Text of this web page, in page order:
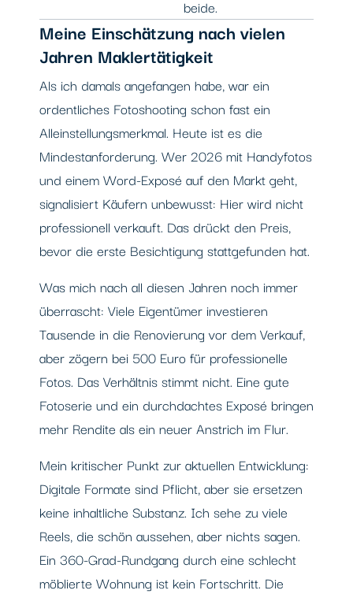
beide.
Meine Einschätzung nach vielen
Jahren Maklertätigkeit
Als ich damals angefangen habe, war ein
ordentliches Fotoshooting schon fast ein
Alleinstellungsmerkmal. Heute ist es die
Mindestanforderung. Wer 2026 mit Handyfotos
und einem Word-Exposé auf den Markt geht,
signalisiert Käufern unbewusst: Hier wird nicht
professionell verkauft. Das drückt den Preis,
bevor die erste Besichtigung stattgefunden hat.
Was mich nach all diesen Jahren noch immer
überrascht: Viele Eigentümer investieren
Tausende in die Renovierung vor dem Verkauf,
aber zögern bei 500 Euro für professionelle
Fotos. Das Verhältnis stimmt nicht. Eine gute
Fotoserie und ein durchdachtes Exposé bringen
mehr Rendite als ein neuer Anstrich im Flur.
Mein kritischer Punkt zur aktuellen Entwicklung:
Digitale Formate sind Pflicht, aber sie ersetzen
keine inhaltliche Substanz. Ich sehe zu viele
Reels, die schön aussehen, aber nichts sagen.
Ein 360-Grad-Rundgang durch eine schlecht
möblierte Wohnung ist kein Fortschritt. Die